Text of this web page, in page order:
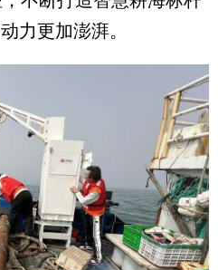
力更加澎湃。